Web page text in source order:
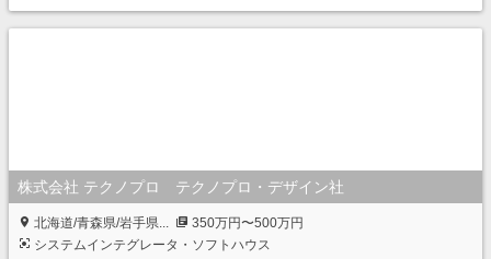
株式会社 テクノプロ テクノプロ・デザイン社
北海道/青森県/岩手県...
350万円〜500万円
システムインテグレータ・ソフトハウス